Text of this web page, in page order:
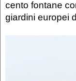
cento fontane
giardini europei